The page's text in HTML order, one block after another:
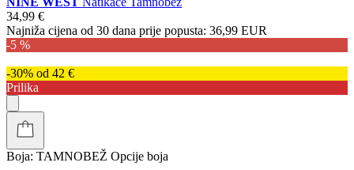
34,99 €
Najniža cijena od 30 dana prije popusta: 36,99 EUR
-5 %
-30% od 42 €
Prilika
Boja: TAMNOBEŽ Opcije boja